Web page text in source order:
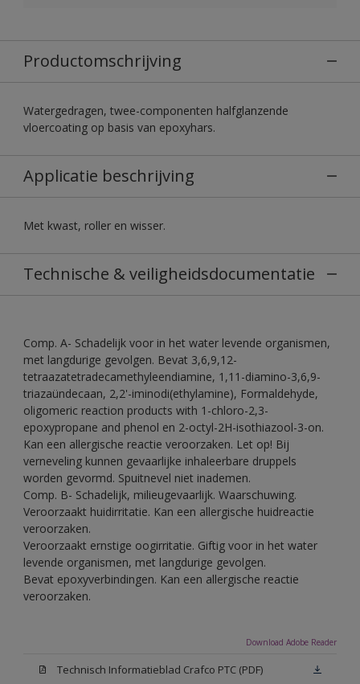
Productomschrijving
Watergedragen, twee-componenten halfglanzende
vloercoating op basis van epoxyhars.
Applicatie beschrijving
Met kwast, roller en wisser.
Technische & veiligheidsdocumentatie
Comp. A- Schadelijk voor in het water levende organismen,
met langdurige gevolgen. Bevat 3,6,9,12-
tetraazatetradecamethyleendiamine, 1,11-diamino-3,6,9-
triazaündecaan, 2,2'-iminodi(ethylamine), Formaldehyde,
oligomeric reaction products with 1-chloro-2,3-
epoxypropane and phenol en 2-octyl-2H-isothiazool-3-on.
Kan een allergische reactie veroorzaken. Let op! Bij
verneveling kunnen gevaarlijke inhaleerbare druppels
worden gevormd. Spuitnevel niet inademen.
Comp. B- Schadelijk, milieugevaarlijk. Waarschuwing.
Veroorzaakt huidirritatie. Kan een allergische huidreactie
veroorzaken.
Veroorzaakt ernstige oogirritatie. Giftig voor in het water
levende organismen, met langdurige gevolgen.
Bevat epoxyverbindingen. Kan een allergische reactie
veroorzaken.
Download Adobe Reader
Technisch Informatieblad Crafco PTC (PDF)